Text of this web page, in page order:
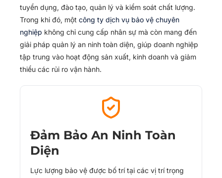
tuyển dụng, đào tạo, quản lý và kiểm soát chất lượng.
Trong khi đó, một công ty dịch vụ bảo vệ chuyên
nghiệp không chỉ cung cấp nhân sự mà còn mang đến
giải pháp quản lý an ninh toàn diện, giúp doanh nghiệp
tập trung vào hoạt động sản xuất, kinh doanh và giảm
thiểu các rủi ro vận hành.
Đảm Bảo An Ninh Toàn
Diện
Lực lượng bảo vệ được bố trí tại các vị trí trọng